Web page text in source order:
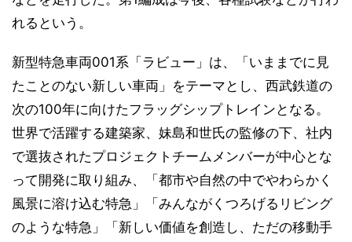
れるという。
新型特急車両001系「ラビュー」は、「いままでに見
たことのない新しい車両」をテーマとし、西武鉄道の
次の100年に向けたフラッグシップトレインとなる。
世界で活躍する建築家、妹島和世氏の監修の下、社内
で選抜されたプロジェクトチームメンバーが中心とな
って開発に取り組み、「都市や自然の中でやわらかく
風景に溶け込む特急」「みんながくつろげるリビング
のような特急」「新しい価値を創造し、ただの移動手